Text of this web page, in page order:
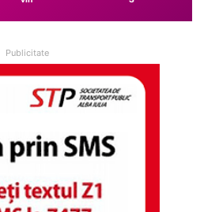
Publicitate